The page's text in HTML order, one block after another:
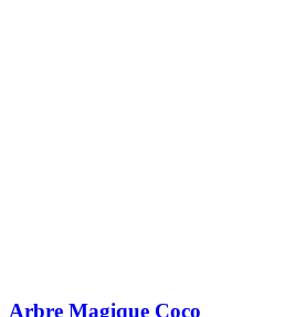
Arbre Magique Coco